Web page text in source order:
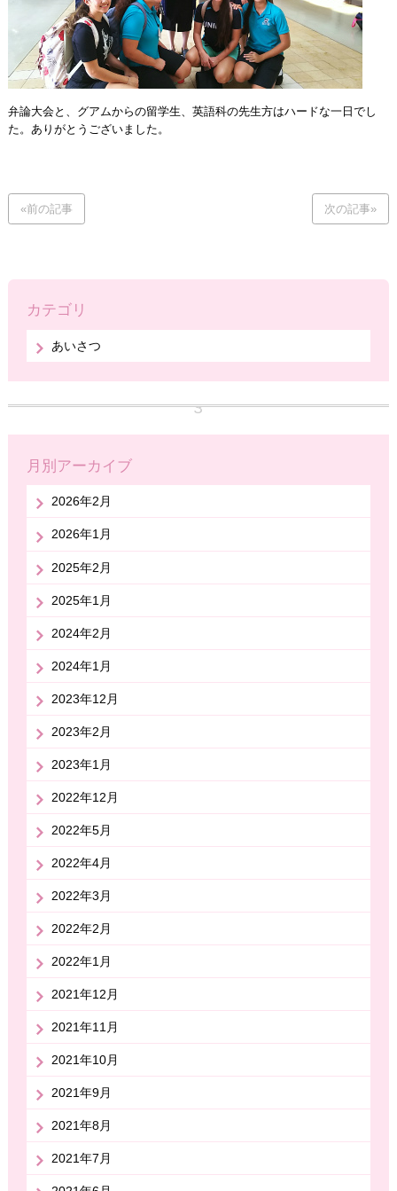
弁論大会と、グアムからの留学生、英語科の先生方はハードな一日でし
た。ありがとうございました。
«前の記事 次の記事»
カテゴリ
あいさつ
月別アーカイブ
2026年2月
2026年1月
2025年2月
2025年1月
2024年2月
2024年1月
2023年12月
2023年2月
2023年1月
2022年12月
2022年5月
2022年4月
2022年3月
2022年2月
2022年1月
2021年12月
2021年11月
2021年10月
2021年9月
2021年8月
2021年7月